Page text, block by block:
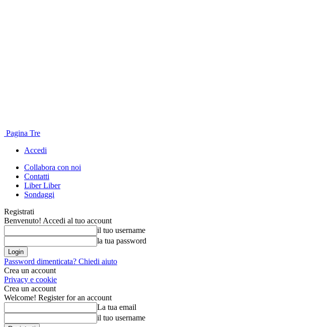
Pagina Tre
Accedi
Collabora con noi
Contatti
Liber Liber
Sondaggi
Registrati
Benvenuto! Accedi al tuo account
il tuo username
la tua password
Password dimenticata? Chiedi aiuto
Crea un account
Privacy e cookie
Crea un account
Welcome! Register for an account
La tua email
il tuo username